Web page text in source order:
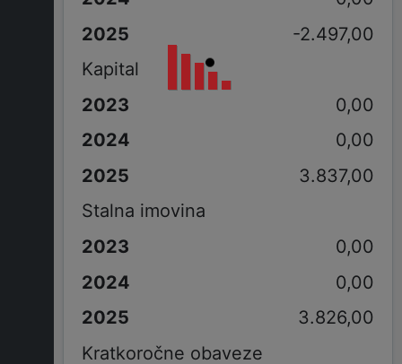
-2.497,00
Kapital
0,00
0,00
3.837,00
Stalna imovina
0,00
0,00
3.826,00
Kratkoročne obaveze